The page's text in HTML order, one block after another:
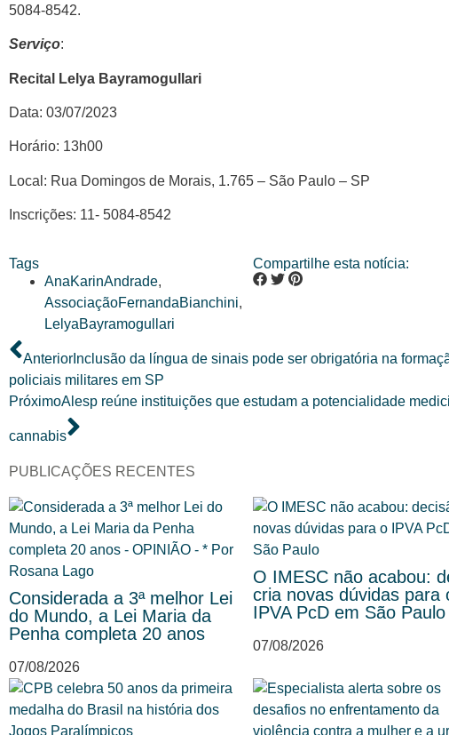
5084-8542.
Serviço:
Recital Lelya Bayramogullari
Data: 03/07/2023
Horário: 13h00
Local: Rua Domingos de Morais, 1.765 – São Paulo – SP
Inscrições: 11- 5084-8542
Tags
AnaKarinAndrade,
AssociaçãoFernandaBianchini,
LelyaBayramogullari
Compartilhe esta notícia:
Anterior Inclusão da língua de sinais pode ser obrigatória na
policiais militares em SP
PróximoAlesp reúne instituições que estudam a potencialidade
cannabis
PUBLICAÇÕES RECENTES
Considerada a 3ª melhor Lei
do Mundo, a Lei Maria da
Penha completa 20 anos
07/08/2026
O IMESC não acabou:
cria novas dúvidas para
IPVA PcD em São Paulo
07/08/2026